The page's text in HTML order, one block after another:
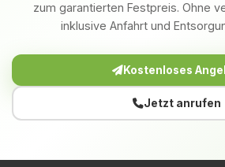
zum garantierten Festpreis. Ohne
inklusive Anfahrt und
Kostenloses
Jetzt anrufen